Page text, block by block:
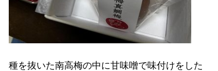
種を抜いた南高梅の中に甘味噌で味付けをした